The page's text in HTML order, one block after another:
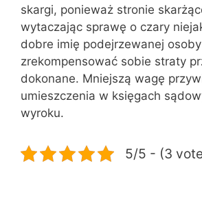
skargi, ponieważ stronie
wytaczając sprawę o czary
dobre imię podejrzewanej
zrekompensować sobie straty
dokonane. Mniejszą wagę
umieszczenia w księgach
wyroku.
5/5 - (3